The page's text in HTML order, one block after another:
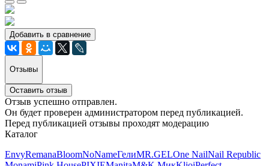
Добавить в сравнение
Отзывы
Оставить отзыв
Отзыв успешно отправлен.
Он будет проверен администратором перед публикацией.
Перед публикацией отзывы проходят модерацию
Каталог
EnvyRemanaBloomNoNameГелиMR.GELOne NailNail Republic